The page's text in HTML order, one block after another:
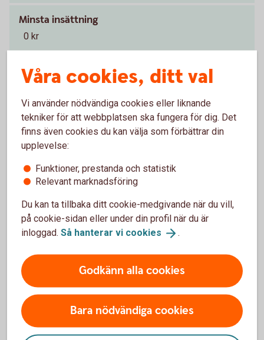
Minsta insättning
0 kr
Bindningstid
Ingen, fria uttag.
Vid investering i fond och värdepapper
tillkommer fondavgift och courtage. Väljer du
en annan värdepapperstjänst än
depåavgift.
Tillbaka
Investeringssparkonto(ISK)
Framtidskonto
Aktuell ränta
Våra cookies, ditt val
Vi använder nödvändiga cookies eller liknande
tekniker för att webbplatsen ska fungera för dig. Det
finns även cookies du kan välja som förbättrar din
upplevelse:
Funktioner, prestanda och statistik
Relevant marknadsföring
Du kan ta tillbaka ditt cookie-medgivande när du vill,
på cookie-sidan eller under din profil när du är
inloggad. Så hanterar vi cookies .
Godkänn alla cookies
Bara nödvändiga cookies